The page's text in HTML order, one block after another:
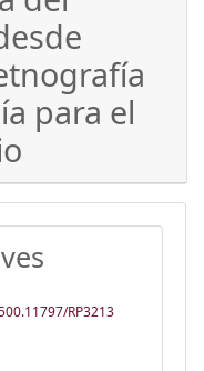
para el
RP3213